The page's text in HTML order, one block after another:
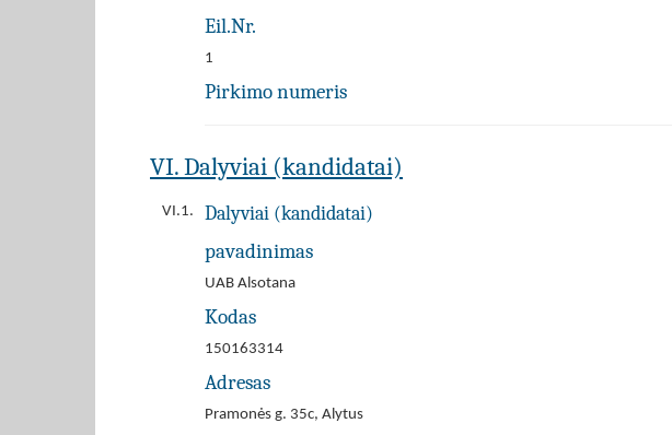
Eil.Nr.
1
Pirkimo numeris
VI. Dalyviai (kandidatai)
VI.1. Dalyviai (kandidatai)
pavadinimas
UAB Alsotana
Kodas
150163314
Adresas
Pramonės g. 35c, Alytus